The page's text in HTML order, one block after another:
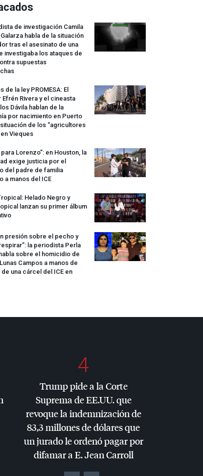
de investigación Camila
habla de la situación
tras el asesinato de una
investigaba los ataques de
supuestas
de la ley PROMESA: El
Rivera y el cineasta
Dávila hablan de la
por nacimiento en Puerto
situación de los “agricultores
Vieques
Lorenzo”: en Houston, la
exige justicia por el
del padre de familia
a manos del ICE
Helado Negro y
lanzan su primer álbum
presión sobre el pecho y
la periodista Perla
sobre el homicidio de
Campos a manos de
de una cárcel del ICE en
4
Trump pide a la Corte
Suprema de EE.UU. que
revoque la indemnización de
83,3 millones de dólares que
un jurado le ordenó pagar por
difamar a E. Jean Carroll